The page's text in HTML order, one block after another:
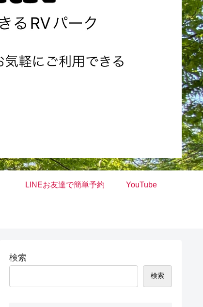
LINEお友達で簡単予約 YouTube
検索
検索